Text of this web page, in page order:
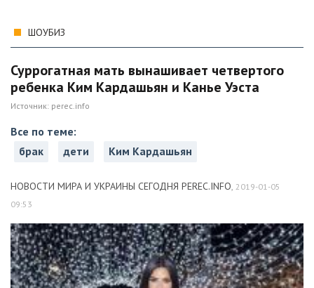
ШОУБИЗ
Суррогатная мать вынашивает четвертого
ребенка Ким Кардашьян и Канье Уэста
Источник: perec.info
Все по теме:
брак
дети Ким Кардашьян
НОВОСТИ МИРА И УКРАИНЫ СЕГОДНЯ PEREC.INFO, 2019-01-05
09:53